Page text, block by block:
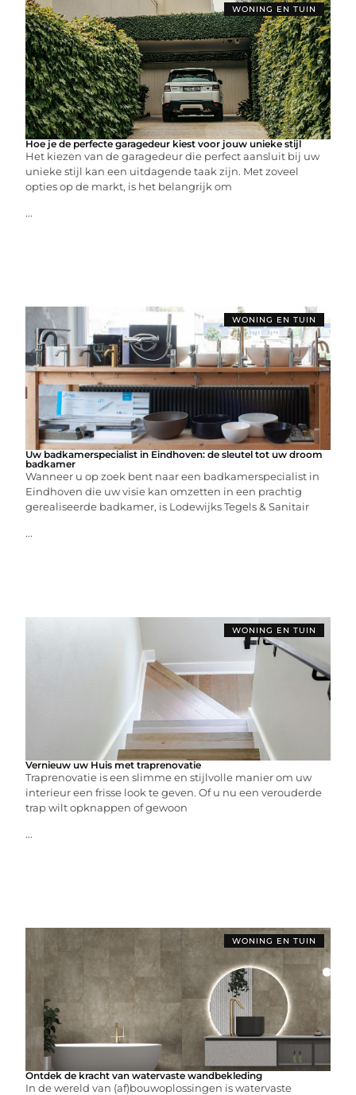
WONING EN TUIN
Hoe je de perfecte garagedeur kiest voor jouw unieke stijl
Het kiezen van de garagedeur die perfect aansluit bij uw
unieke stijl kan een uitdagende taak zijn. Met zoveel
opties op de markt, is het belangrijk om
...
WONING EN TUIN
Uw badkamerspecialist in Eindhoven: de sleutel tot uw droom
badkamer
Wanneer u op zoek bent naar een badkamerspecialist in
Eindhoven die uw visie kan omzetten in een prachtig
gerealiseerde badkamer, is Lodewijks Tegels & Sanitair
...
WONING EN TUIN
Vernieuw uw Huis met traprenovatie
Traprenovatie is een slimme en stijlvolle manier om uw
interieur een frisse look te geven. Of u nu een verouderde
trap wilt opknappen of gewoon
...
WONING EN TUIN
Ontdek de kracht van watervaste wandbekleding
In de wereld van (af)bouwoplossingen is watervaste